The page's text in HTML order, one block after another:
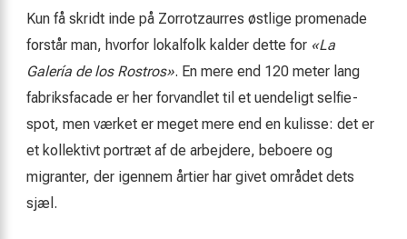
Kun få skridt inde på Zorrotzaurres østlige promenade
forstår man, hvorfor lokalfolk kalder dette for «La
Galería de los Rostros». En mere end 120 meter lang
fabriksfacade er her forvandlet til et uendeligt selfie-
spot, men værket er meget mere end en kulisse: det er
et kollektivt portræt af de arbejdere, beboere og
migranter, der igennem årtier har givet området dets
sjæl.